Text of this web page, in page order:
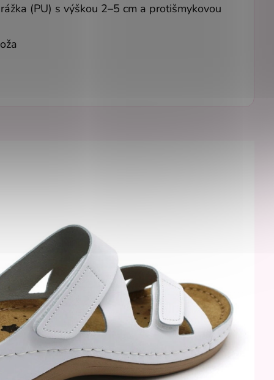
(PU) s výškou 2–5 cm a protišmykovou